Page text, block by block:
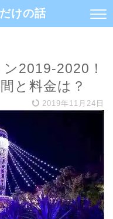
けの話
2019-2020！
と料金は？
2019年11月24日